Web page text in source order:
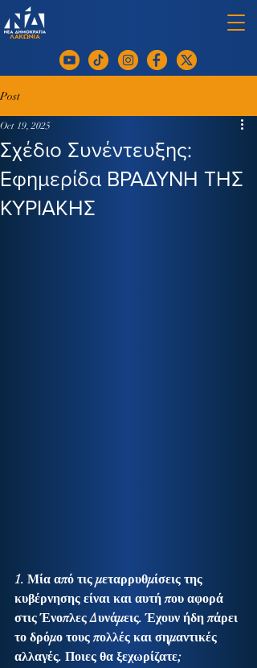
Post
Σχέδιο Συνέντευξης:
Εφημερίδα ΒΡΑΔΥΝΗ ΤΗΣ
ΚΥΡΙΑΚΗΣ
Oct 19, 2025
1. Μία από τις μεταρρυθμίσεις της
κυβέρνησης είναι και αυτή που αφορά
στις Ένοπλες Δυνάμεις. Έχουν ήδη πάρει
το δρόμο τους πολλές και σημαντικές
αλλαγές. Ποιες θα ξεχωρίζατε;